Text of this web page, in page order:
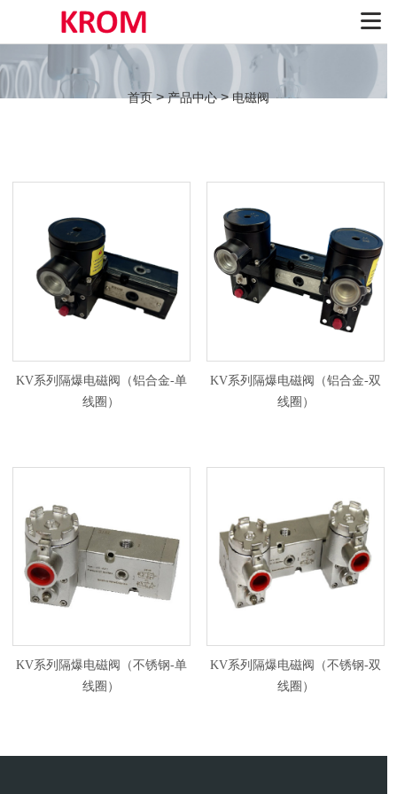
首页>产品中心>电磁阀
KV系列隔爆电磁阀（铝合金-单
线圈）
KV系列隔爆电磁阀（铝合金-双
线圈）
KV系列隔爆电磁阀（不锈钢-单
线圈）
KV系列隔爆电磁阀（不锈钢-双
线圈）